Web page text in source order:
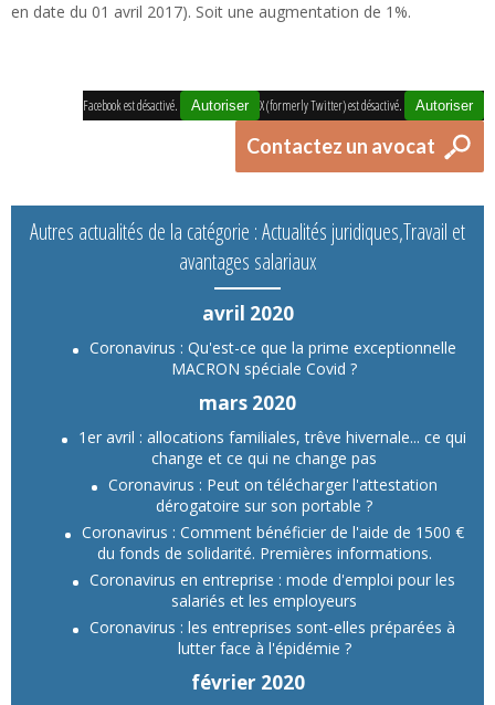
en date du 01 avril 2017). Soit une augmentation de 1%.
X (formerly Twitter) est désactivé. Autoriser
Facebook est désactivé. Autoriser
Contactez un avocat
Autres actualités de la catégorie : Actualités juridiques,Travail et
avantages salariaux
avril 2020
Coronavirus : Qu'est-ce que la prime exceptionnelle
MACRON spéciale Covid ?
mars 2020
1er avril : allocations familiales, trêve hivernale... ce qui
change et ce qui ne change pas
Coronavirus : Peut on télécharger l'attestation
dérogatoire sur son portable ?
Coronavirus : Comment bénéficier de l'aide de 1500 €
du fonds de solidarité. Premières informations.
Coronavirus en entreprise : mode d'emploi pour les
salariés et les employeurs
Coronavirus : les entreprises sont-elles préparées à
lutter face à l'épidémie ?
février 2020